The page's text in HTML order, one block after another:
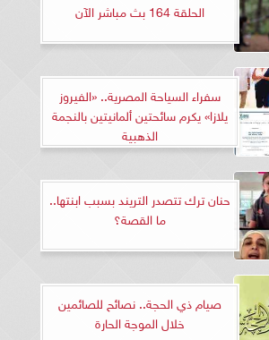
الحلقة 164 بث مباشر الآن
سفراء السياحة المصرية.. «الفيروز
يلازا» يكرم سائحتين ألمانيتين بالنجمة
الذهبية
حنان ترك تتصدر التريند بسبب ابنتها..
ما القصة؟
صيام ذي الحجة.. نصائح للصائمين
خلال الموجة الحارة